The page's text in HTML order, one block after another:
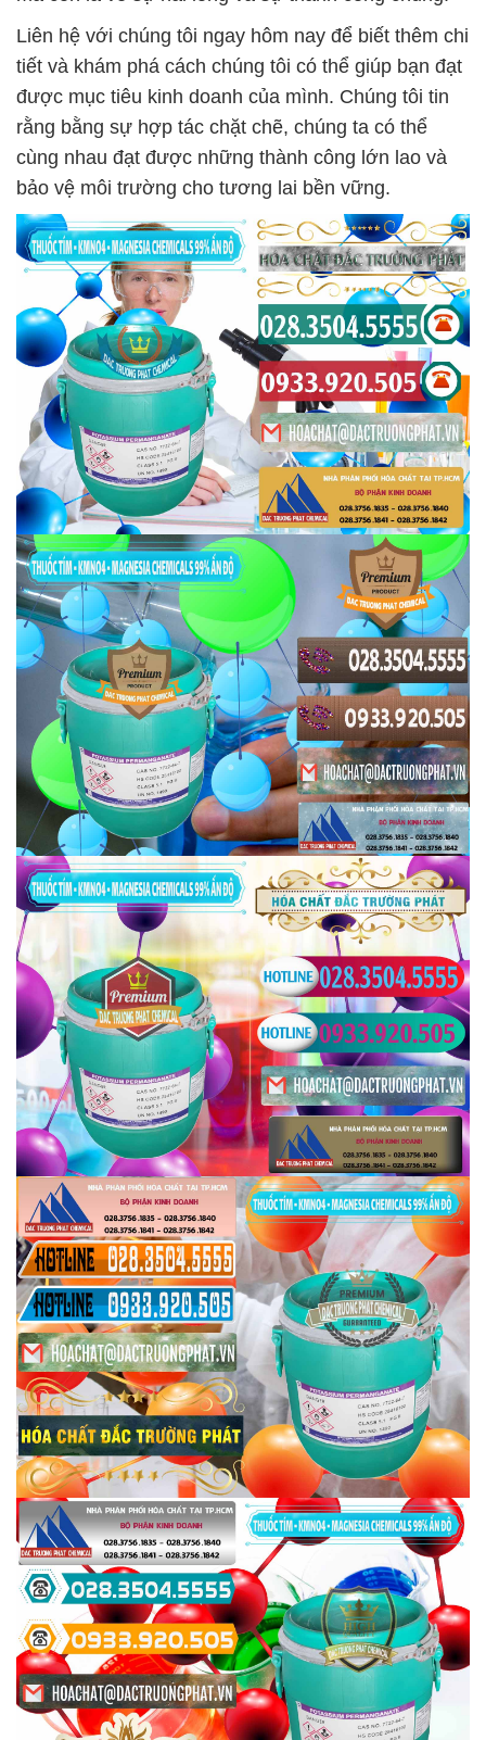
Liên hệ với chúng tôi ngay hôm nay để biết thêm chi
tiết và khám phá cách chúng tôi có thể giúp bạn đạt
được mục tiêu kinh doanh của mình. Chúng tôi tin
rằng bằng sự hợp tác chặt chẽ, chúng ta có thể
cùng nhau đạt được những thành công lớn lao và
bảo vệ môi trường cho tương lai bền vững.